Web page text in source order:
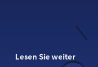
Lesen Sie weiter